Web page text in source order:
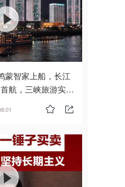
蒙智家上船，长江
航，三峡旅游实